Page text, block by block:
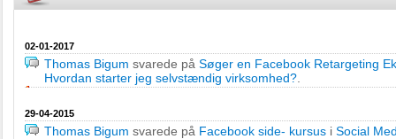
02-01-2017
Thomas Bigum svarede på Søger en Facebook Retargeting
Hvordan starter jeg selvstændig virksomhed?
29-04-2015
Thomas Bigum svarede på Facebook side- kursus i Social